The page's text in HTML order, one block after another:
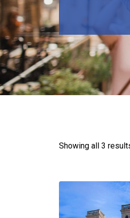
Showing all 3